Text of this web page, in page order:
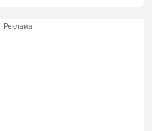
Реклама